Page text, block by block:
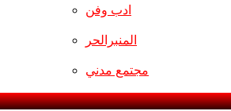
ادب وفن
المنبرالحر
مجتمع مدني